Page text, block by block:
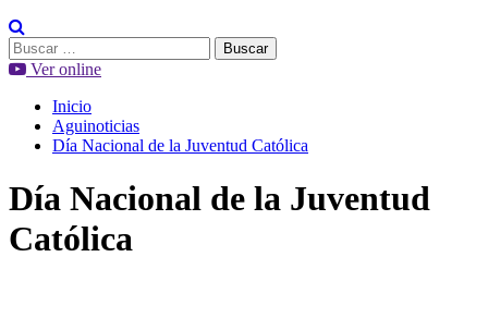
Buscar:
Ver online
Inicio
Aguinoticias
Día Nacional de la Juventud Católica
Día Nacional de la Juventud
Católica